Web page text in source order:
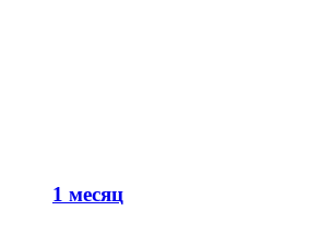
1 месяц